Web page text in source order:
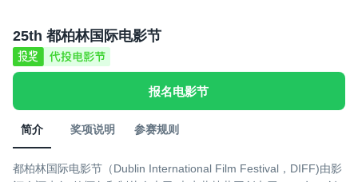
25th 都柏林国际电影节
报名电影节
简介 奖项说明 参赛规则
都柏林国际电影节（Dublin International Film Festival，DIFF)由影